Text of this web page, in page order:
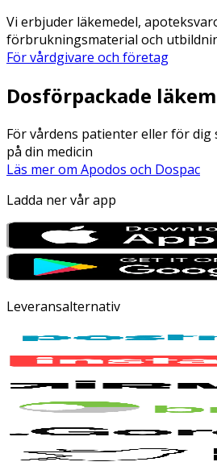
Vi erbjuder läkemedel,
förbrukningsmaterial och
För vårdgivare och företag
Dosförpackade
För vårdens patienter eller för dig
på din medicin
Läs mer om Apodos och Dospac
Ladda ner vår app
Leveransalternativ